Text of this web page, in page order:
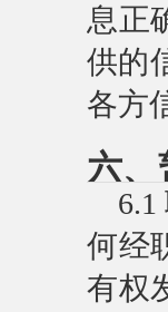
息正
供的
各方
六、
何经
有权